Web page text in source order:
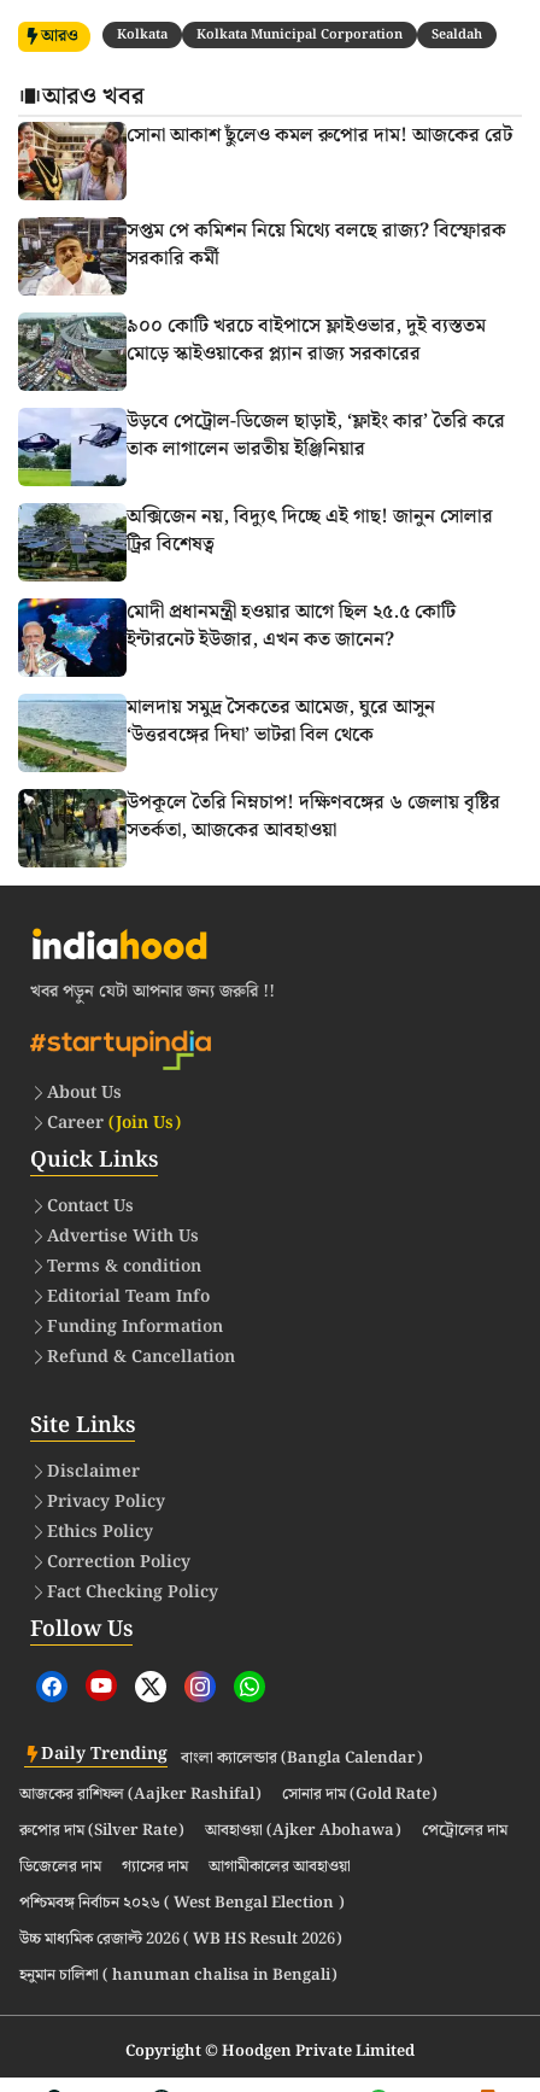
আরও Kolkata Kolkata Municipal Corporation Sealdah
আরও খবর
সোনা আকাশ ছুঁলেও কমল রুপোর দাম! আজকের রেট
সপ্তম পে কমিশন নিয়ে মিথ্যে বলছে রাজ্য? বিস্ফোরক
সরকারি কর্মী
৯০০ কোটি খরচে বাইপাসে ফ্লাইওভার, দুই ব্যস্ততম
মোড়ে স্কাইওয়াকের প্ল্যান রাজ্য সরকারের
উড়বে পেট্রোল-ডিজেল ছাড়াই, ‘ফ্লাইং কার’ তৈরি করে
তাক লাগালেন ভারতীয় ইঞ্জিনিয়ার
অক্সিজেন নয়, বিদ্যুৎ দিচ্ছে এই গাছ! জানুন সোলার
ট্রির বিশেষত্ব
মোদী প্রধানমন্ত্রী হওয়ার আগে ছিল ২৫.৫ কোটি
ইন্টারনেট ইউজার, এখন কত জানেন?
মালদায় সমুদ্র সৈকতের আমেজ, ঘুরে আসুন
‘উত্তরবঙ্গের দিঘা’ ভাটরা বিল থেকে
উপকূলে তৈরি নিম্নচাপ! দক্ষিণবঙ্গের ৬ জেলায় বৃষ্টির
সতর্কতা, আজকের আবহাওয়া
খবর পড়ুন যেটা আপনার জন্য জরুরি !!
About Us
Career(Join Us)
Quick Links
Contact Us
Advertise With Us
Terms & condition
Editorial Team Info
Funding Information
Refund & Cancellation
Site Links
Disclaimer
Privacy Policy
Ethics Policy
Correction Policy
Fact Checking Policy
Follow Us
Daily Trending বাংলা ক্যালেন্ডার (Bangla Calendar)
আজকের রাশিফল (Aajker Rashifal)
সোনার দাম (Gold Rate)
রুপোর দাম (Silver Rate)
আবহাওয়া (Ajker Abohawa)
পেট্রোলের দাম
ডিজেলের দাম
গ্যাসের দাম
আগামীকালের আবহাওয়া
পশ্চিমবঙ্গ নির্বাচন ২০২৬ ( West Bengal Election )
উচ্চ মাধ্যমিক রেজাল্ট 2026 ( WB HS Result 2026)
হনুমান চালিশা ( hanuman chalisa in Bengali)
Copyright © Hoodgen Private Limited